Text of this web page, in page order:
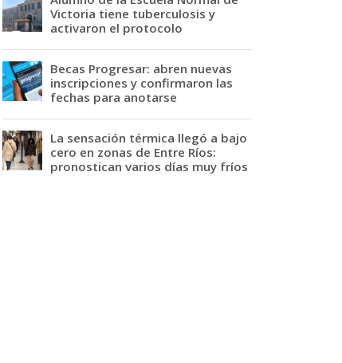
Victoria tiene tuberculosis y
activaron el protocolo
Becas Progresar: abren nuevas
inscripciones y confirmaron las
fechas para anotarse
La sensación térmica llegó a bajo
cero en zonas de Entre Ríos:
pronostican varios días muy fríos